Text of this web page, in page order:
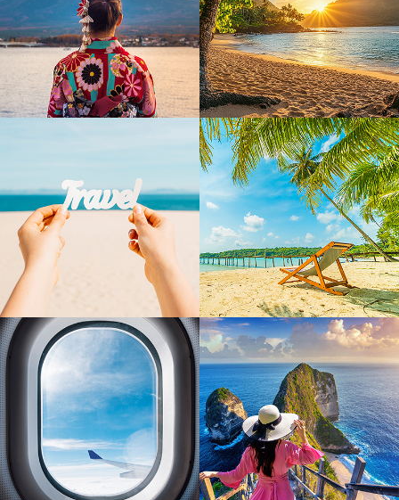
感謝Jimmy幫忙安排我們的峇里島蜜月旅
行 詢問及規劃過程皆有問必答又很有耐心解惑
超級讚👍🏻
林彤的服務沒話說的好👍，很貼心且熱心
處理意外情況，補救措施也令人滿意！非常推
思錡從簽約到出發前的行程說明解說得很
詳細，只要有任何小問題都很貼心回答並給予建
議👍👍👍 服務很優秀👏
謝謝慶澤旅遊的客製化安排 7天6夜 峇里
島之旅，剛剛才回來台灣，哦…坐5hr飛機／趟
真的好累喔！不過 真的蠻值得的
峇里島自由行真的太好玩了!
慶澤旅遊的行程安排真的好細心~
感謝Jimmy幫忙安排我們的峇里島蜜月旅
行 詢問及規劃過程皆有問必答又很有耐心解惑
超級讚👍🏻
林彤的服務沒話說的好👍，很貼心且熱心
處理意外情況，補救措施也令人滿意！非常推
薦！
思錡從簽約到出發前的行程說明解說得很
詳細，只要有任何小問題都很貼心回答並給予建
議👍👍👍 服務很優秀👏